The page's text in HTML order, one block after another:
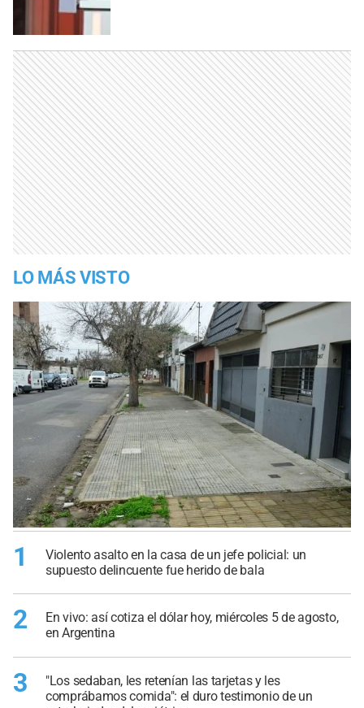
LO MÁS VISTO
1
Violento asalto en la casa de un jefe policial: un
supuesto delincuente fue herido de bala
2
En vivo: así cotiza el dólar hoy, miércoles 5 de agosto,
en Argentina
3
"Los sedaban, les retenían las tarjetas y les
comprábamos comida": el duro testimonio de un